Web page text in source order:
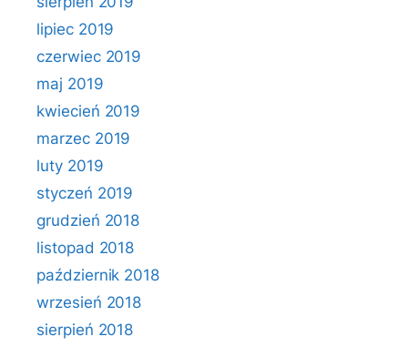
lipiec 2019
czerwiec 2019
maj 2019
kwiecień 2019
marzec 2019
luty 2019
styczeń 2019
grudzień 2018
listopad 2018
październik 2018
wrzesień 2018
sierpień 2018